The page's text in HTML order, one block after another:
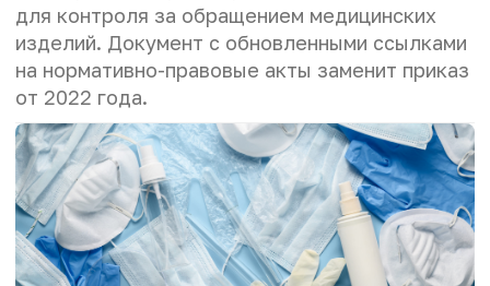
для контроля за обращением медицинских
изделий. Документ с обновленными ссылками
на нормативно-правовые акты заменит приказ
от 2022 года.